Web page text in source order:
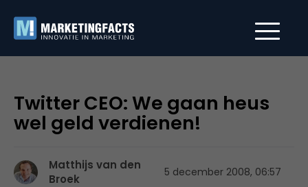
Twitter CEO: We gaan heus
wel geld verdienen!
Matthijs van den
Broek
5 december 2008, 06:57